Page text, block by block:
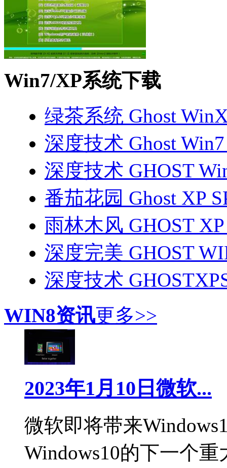
Win7/XP系统下载
绿茶系统 Ghost
深度技术 Ghost
深度技术 GHOST
番茄花园 Ghost XP
雨林木风 GHOST
深度完美 GHOST
深度技术
WIN8资讯更多>>
2023年1月10日微软...
微软即将带来
Windows10的下一个